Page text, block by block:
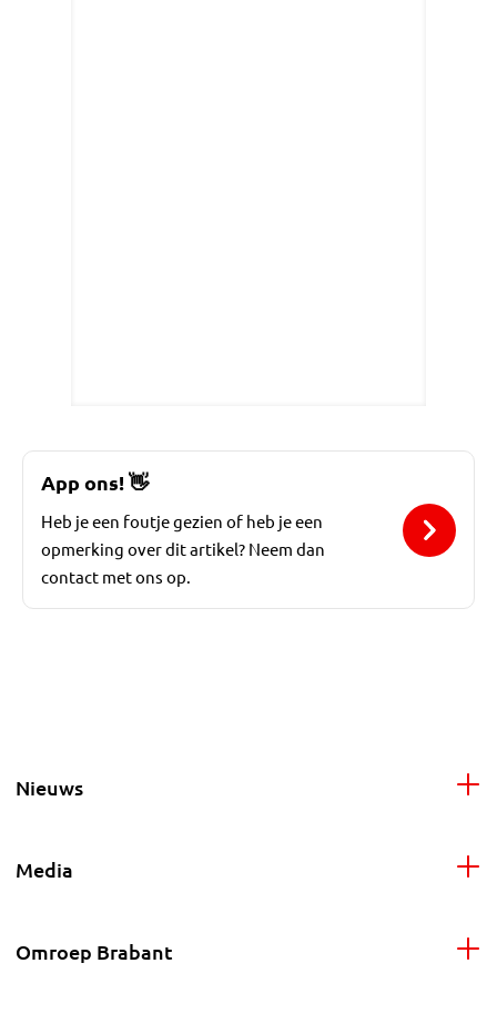
App ons!👋
Heb je een foutje gezien of heb je een
opmerking over dit artikel? Neem dan
contact met ons op.
Nieuws
Media
Omroep Brabant